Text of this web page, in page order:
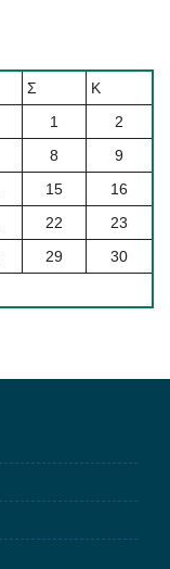
Σ
Κ
1
2
8
9
15
16
22
23
29
30